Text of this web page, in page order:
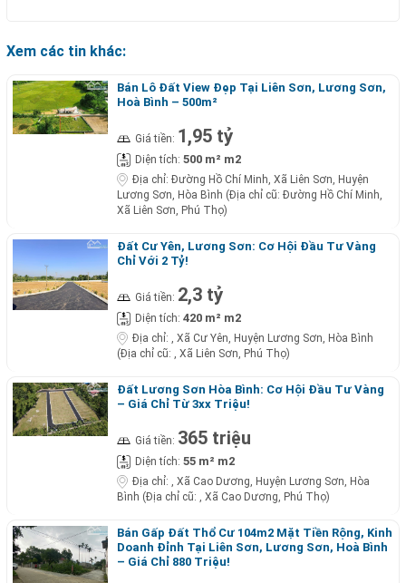
Xem các tin khác:
Bán Lô Đất View Đẹp Tại Liên Sơn, Lương Sơn,
Hoà Bình – 500m²
Giá tiền: 1,95 tỷ
Diện tích: 500 m² m2
Địa chỉ: Đường Hồ Chí Minh, Xã Liên Sơn, Huyện
Lương Sơn, Hòa Bình (Địa chỉ cũ: Đường Hồ Chí Minh,
Xã Liên Sơn, Phú Thọ)
Đất Cư Yên, Lương Sơn: Cơ Hội Đầu Tư Vàng
Chỉ Với 2 Tỷ!
Giá tiền: 2,3 tỷ
Diện tích: 420 m² m2
Địa chỉ:
, Xã Cư Yên, Huyện Lương Sơn, Hòa Bình
(Địa chỉ cũ: , Xã Liên Sơn, Phú Thọ)
Đất Lương Sơn Hòa Bình: Cơ Hội Đầu Tư Vàng
– Giá Chỉ Từ 3xx Triệu!
Giá tiền: 365 triệu
Diện tích: 55 m² m2
Địa chỉ:
, Xã Cao Dương, Huyện Lương Sơn, Hòa
Bình (Địa chỉ cũ: , Xã Cao Dương, Phú Thọ)
Bán Gấp Đất Thổ Cư 104m2 Mặt Tiền Rộng, Kinh
Doanh Đỉnh Tại Liên Sơn, Lương Sơn, Hoà Bình
– Giá Chỉ 880 Triệu!